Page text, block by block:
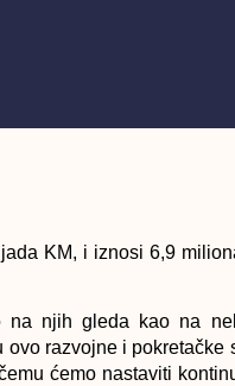
KM, i iznosi 6,9
na njih gleda kao na
razvojne i pokretačke
ćemo nastaviti